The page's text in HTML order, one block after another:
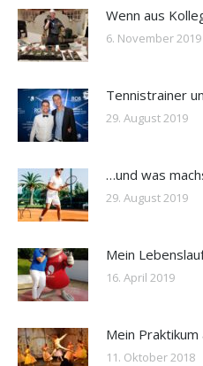
Wenn aus
6. November 2019
Tennistrainer
29. August 2019
…und was
29. August 2019
Mein
16. April 2019
Mein
11. Oktober 2018